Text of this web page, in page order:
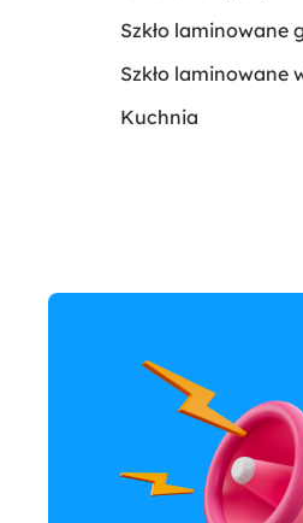
Szkło laminowane
Szkło laminowane
Kuchnia